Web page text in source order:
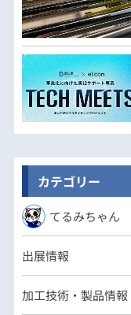
カテゴリー
てるみちゃん
出展情報
加工技術・製品情